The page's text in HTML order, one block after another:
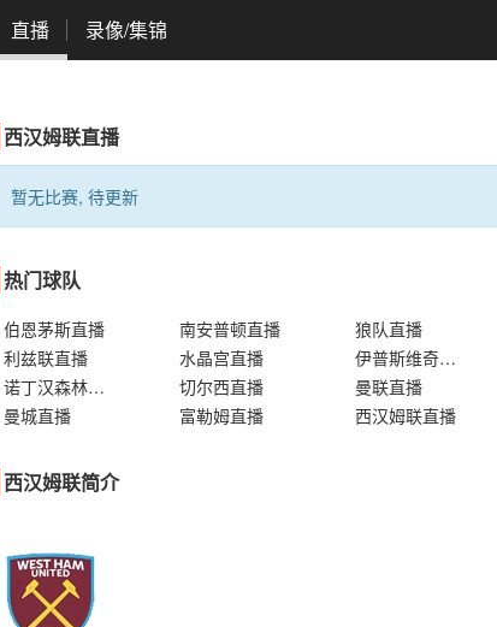
直播 录像/集锦
西汉姆联直播
暂无比赛, 待更新
热门球队
伯恩茅斯直播 南安普顿直播 狼队直播
利兹联直播
水晶宫直播 伊普斯维奇直播
诺丁汉森林直播
切尔西直播 曼联直播
曼城直播
富勒姆直播 西汉姆联直播
西汉姆联简介